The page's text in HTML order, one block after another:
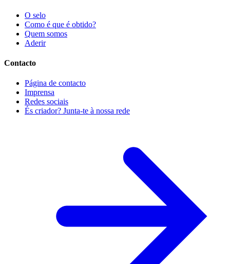
O selo
Como é que é obtido?
Quem somos
Aderir
Contacto
Página de contacto
Imprensa
Redes sociais
És criador? Junta-te à nossa rede